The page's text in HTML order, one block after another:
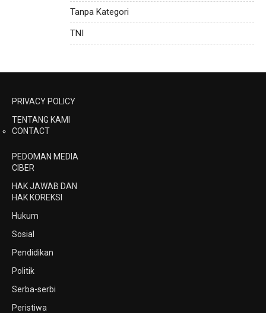
Tanpa Kategori
TNI
PRIVACY POLICY
TENTANG KAMI
CONTACT
PEDOMAN MEDIA
CIBER
HAK JAWAB DAN
HAK KOREKSI
Hukum
Sosial
Pendidikan
Politik
Serba-serbi
Peristiwa